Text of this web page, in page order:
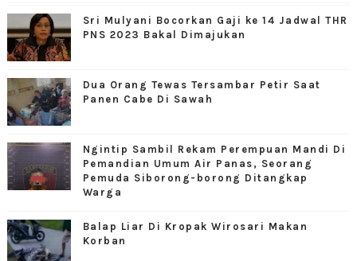
Sri Mulyani Bocorkan Gaji ke 14 Jadwal THR
PNS 2023 Bakal Dimajukan
Dua Orang Tewas Tersambar Petir Saat
Panen Cabe Di Sawah
Ngintip Sambil Rekam Perempuan Mandi Di
Pemandian Umum Air Panas, Seorang
Pemuda Siborong-borong Ditangkap
Warga
Balap Liar Di Kropak Wirosari Makan
Korban